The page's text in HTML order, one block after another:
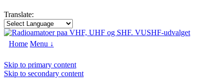
Translate:
Home Menu ↓
Skip to primary content
Skip to secondary content